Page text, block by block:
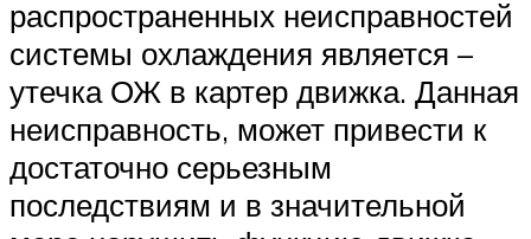
распространенных неисправностей
системы охлаждения является –
утечка ОЖ в картер движка. Данная
неисправность, может привести к
достаточно серьезным
последствиям и в значительной